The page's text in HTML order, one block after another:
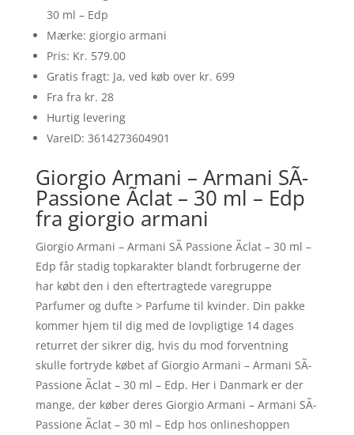
30 ml – Edp
Mærke: giorgio armani
Pris: Kr. 579.00
Gratis fragt: Ja, ved køb over kr. 699
Fra fra kr. 28
Hurtig levering
VareID: 3614273604901
Giorgio Armani – Armani SÃ­
Passione Ãclat – 30 ml – Edp
fra giorgio armani
Giorgio Armani – Armani SÃ­ Passione Ãclat – 30 ml –
Edp får stadig topkarakter blandt forbrugerne der
har købt den i den eftertragtede varegruppe
Parfumer og dufte > Parfume til kvinder. Din pakke
kommer hjem til dig med de lovpligtige 14 dages
returret der sikrer dig, hvis du mod forventning
skulle fortryde købet af Giorgio Armani – Armani SÃ­
Passione Ãclat – 30 ml – Edp. Her i Danmark er der
mange, der køber deres Giorgio Armani – Armani SÃ­
Passione Ãclat – 30 ml – Edp hos onlineshoppen